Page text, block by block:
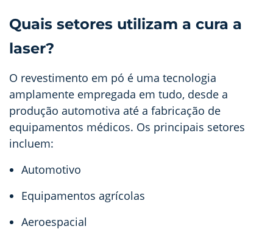
Quais setores utilizam a cura a
laser?
O revestimento em pó é uma tecnologia
amplamente empregada em tudo, desde a
produção automotiva até a fabricação de
equipamentos médicos. Os principais setores
incluem:
Automotivo
Equipamentos agrícolas
Aeroespacial